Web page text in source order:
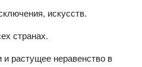
искусств.
странах.
растущее неравенство в